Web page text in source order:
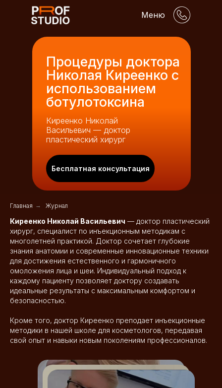
Меню
Процедуры доктора
Николая Киреенко с
использованием
ботулотоксина
Киреенко Николай
Васильевич — доктор
пластический хирург
Бесплатная консультация
Главная → Журнал
Киреенко Николай Васильевич — доктор пластический
хирург, специалист по инъекционным методикам с
многолетней практикой. Доктор сочетает глубокие
знания анатомии и современные инновационные техники
для достижения естественного и гармоничного
омоложения лица и шеи. Индивидуальный подход к
каждому пациенту позволяет доктору создавать
идеальные результаты с максимальным комфортом и
безопасностью.
Кроме того, доктор Киреенко преподает инъекционные
методики в нашей школе для косметологов, передавая
свой опыт и навыки новым поколениям профессионалов.